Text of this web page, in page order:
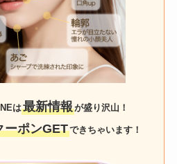
は最新情報が盛り沢山！
ーポンGETできちゃいます！